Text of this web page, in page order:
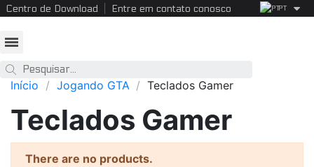
Centro de Download Entre em contato conosco PT
Início Jogando GTA Teclados Gamer
Teclados Gamer
There are no products.